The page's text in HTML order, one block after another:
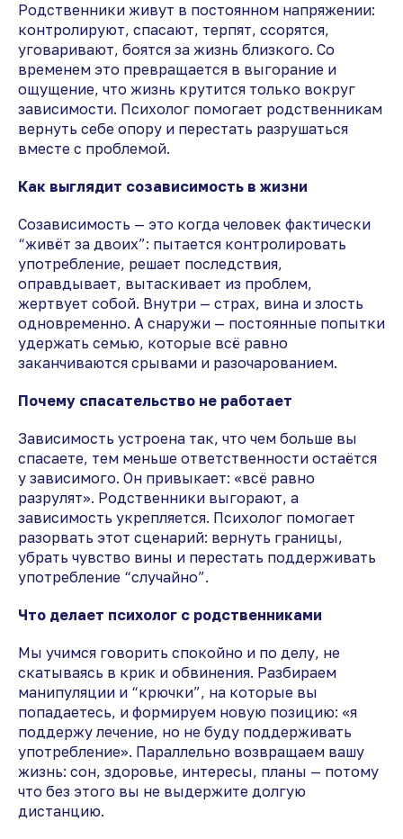
Родственники живут в постоянном напряжении:
контролируют, спасают, терпят, ссорятся,
уговаривают, боятся за жизнь близкого. Со
временем это превращается в выгорание и
ощущение, что жизнь крутится только вокруг
зависимости. Психолог помогает родственникам
вернуть себе опору и перестать разрушаться
вместе с проблемой.
Как выглядит созависимость в жизни
Созависимость — это когда человек фактически
“живёт за двоих”: пытается контролировать
употребление, решает последствия,
оправдывает, вытаскивает из проблем,
жертвует собой. Внутри — страх, вина и злость
одновременно. А снаружи — постоянные попытки
удержать семью, которые всё равно
заканчиваются срывами и разочарованием.
Почему спасательство не работает
Зависимость устроена так, что чем больше вы
спасаете, тем меньше ответственности остаётся
у зависимого. Он привыкает: «всё равно
разрулят». Родственники выгорают, а
зависимость укрепляется. Психолог помогает
разорвать этот сценарий: вернуть границы,
убрать чувство вины и перестать поддерживать
употребление “случайно”.
Что делает психолог с родственниками
Мы учимся говорить спокойно и по делу, не
скатываясь в крик и обвинения. Разбираем
манипуляции и “крючки”, на которые вы
попадаетесь, и формируем новую позицию: «я
поддержу лечение, но не буду поддерживать
употребление». Параллельно возвращаем вашу
жизнь: сон, здоровье, интересы, планы — потому
что без этого вы не выдержите долгую
дистанцию.